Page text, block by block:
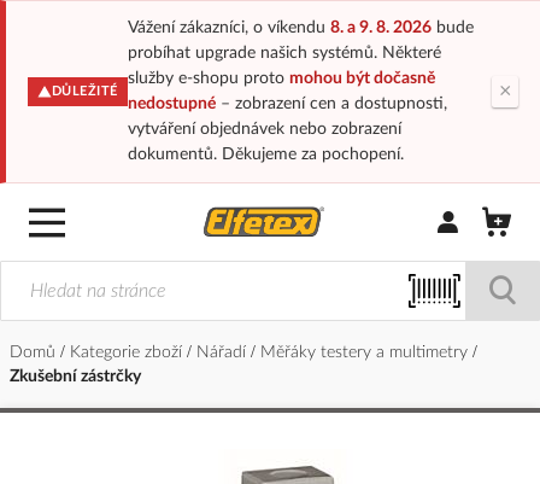
DŮLEŽITÉ
Vážení zákazníci, o víkendu 8. a 9. 8. 2026bude
probíhat upgrade našich systémů. Některé
služby e-shopu proto mohou být dočasně
nedostupné– zobrazení cen a dostupnosti,
vytváření objednávek nebo zobrazení
dokumentů. Děkujeme za pochopení.
×
Přihlásit/
Domů Kategorie zboží Nářadí
Měřáky testery a multimetry
Zkušební zástrčky